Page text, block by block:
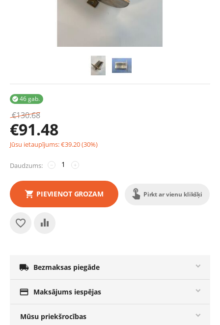
46 gab.

€130.68
€91.48
Jūsu ietaupījums:€39.20(30%)
Daudzums: +
−
PIEVIENOT GROZAM Pirkt ar vienu klikšķi
 Bezmaksas piegāde
 Maksājums iespējas
Mūsu priekšrocības